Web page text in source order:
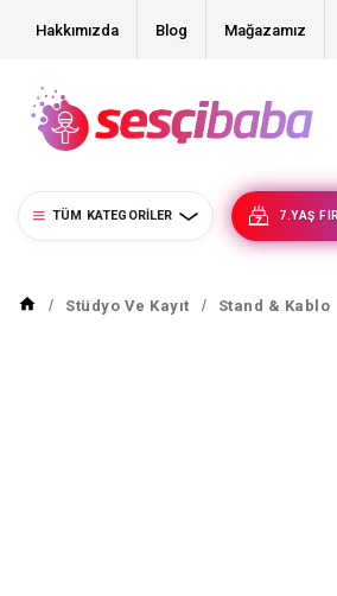
Hakkımızda Blog Mağazamız
TÜM KATEGORILER 7.YAŞ
Stüdyo Ve Kayıt Stand & Kablo